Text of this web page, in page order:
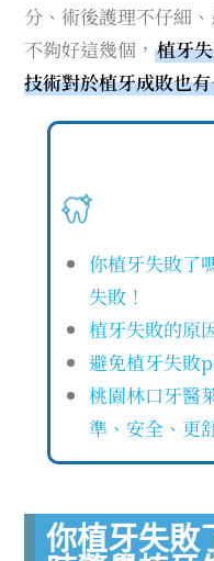
分、術後護理不仔細
不夠好這幾個，植牙
技術對於植牙成敗也
你植牙失敗了
失敗！
植牙失敗的原
避免植牙失敗
桃園林口牙醫
準、安全、更
你植牙失敗